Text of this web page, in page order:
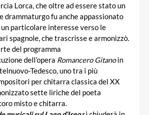
Lorca, che oltre ad essere stato un
drammaturgo fu anche appassionato
un particolare interesse verso le
spagnole, che trascrisse e armonizzò.
del programma
dell’opera Romancero Gitanoin
Tedesco, uno tra i più
per chitarra classica del XX
sette liriche del poeta
misto e chitarra.